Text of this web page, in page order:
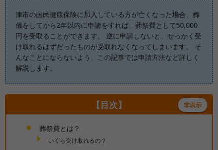
津市の国民健康保険に加入している方が亡くなった場合、葬
儀をしてから2年以内に申請をすれば、葬祭費として50,000
円を受取ることができます。 逆に申請しないと、せっかく受
け取れるはずだったものが受取れなくなってしまいます。 そ
んなことにならないよう、この記事では申請方法など詳しく
解説します。
【目次】 非表示
葬祭費とは？
いくら受け取れるの？